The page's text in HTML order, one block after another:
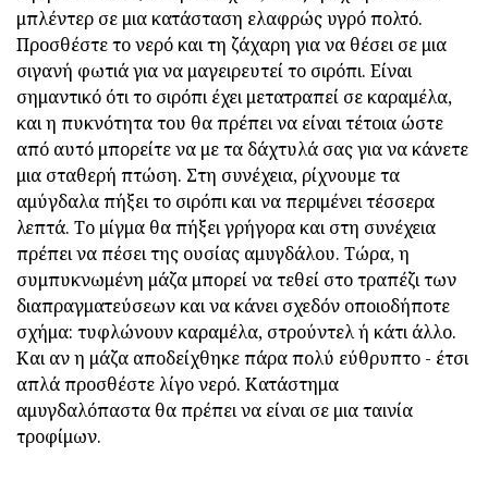
μπλέντερ σε μια κατάσταση ελαφρώς υγρό πολτό.
Προσθέστε το νερό και τη ζάχαρη για να θέσει σε μια
σιγανή φωτιά για να μαγειρευτεί το σιρόπι. Είναι
σημαντικό ότι το σιρόπι έχει μετατραπεί σε καραμέλα,
και η πυκνότητα του θα πρέπει να είναι τέτοια ώστε
από αυτό μπορείτε να με τα δάχτυλά σας για να κάνετε
μια σταθερή πτώση. Στη συνέχεια, ρίχνουμε τα
αμύγδαλα πήξει το σιρόπι και να περιμένει τέσσερα
λεπτά. Το μίγμα θα πήξει γρήγορα και στη συνέχεια
πρέπει να πέσει της ουσίας αμυγδάλου. Τώρα, η
συμπυκνωμένη μάζα μπορεί να τεθεί στο τραπέζι των
διαπραγματεύσεων και να κάνει σχεδόν οποιοδήποτε
σχήμα: τυφλώνουν καραμέλα, στρούντελ ή κάτι άλλο.
Και αν η μάζα αποδείχθηκε πάρα πολύ εύθρυπτο - έτσι
απλά προσθέστε λίγο νερό. Κατάστημα
αμυγδαλόπαστα θα πρέπει να είναι σε μια ταινία
τροφίμων.